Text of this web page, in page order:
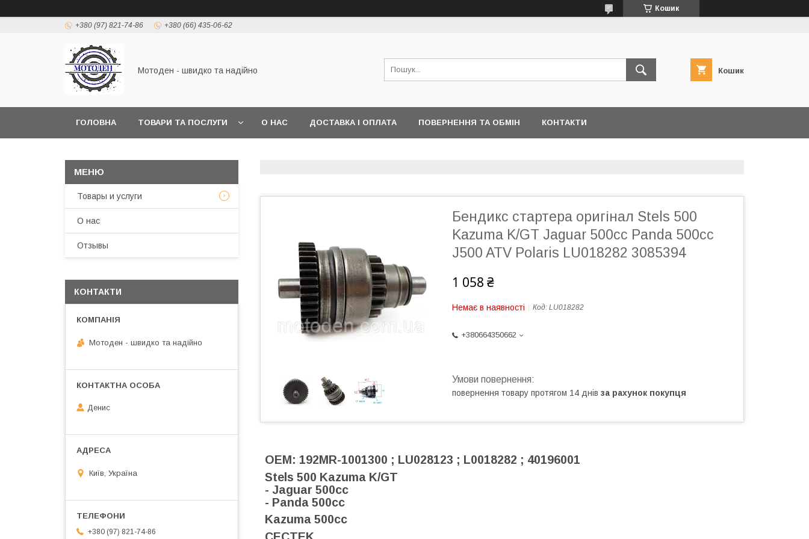
Кошик
+380 (97) 821-74-86 +380 (66) 435-06-62
Мотоден - швидко та надійно Кошик
ГОЛОВНА ТОВАРИ ТА ПОСЛУГИ О НАС ДОСТАВКА І ОПЛАТА ПОВЕРНЕННЯ ТА ОБМІН КОНТАКТИ
Бендикс стартера оригінал Stels 500
Kazuma K/GT Jaguar 500cc Panda 500cc
J500 ATV Polaris LU018282 3085394
1 058 ₴
Немає в наявності Код: LU018282
+380664350662
повернення товару протягом 14 днів за рахунок покупця
OEM: 192MR-1001300 ; LU028123 ; L0018282 ; 40196001
Stels 500 Kazuma K/GT
- Jaguar 500cc
- Panda 500cc
Kazuma 500cc
Товары и услуги
О нас
Отзывы
КОНТАКТИ
Мотоден - швидко та надійно
Денис
Київ, Україна
+380 (97) 821-74-86